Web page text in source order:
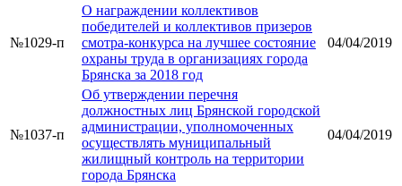
№1029-п
О награждении коллективов
победителей и коллективов призеров
смотра-конкурса на лучшее состояние
охраны труда в организациях города
Брянска за 2018 год
04/04/2019
№1037-п
Об утверждении перечня
должностных лиц Брянской городской
администрации, уполномоченных
осуществлять муниципальный
жилищный контроль на территории
города Брянска
04/04/2019